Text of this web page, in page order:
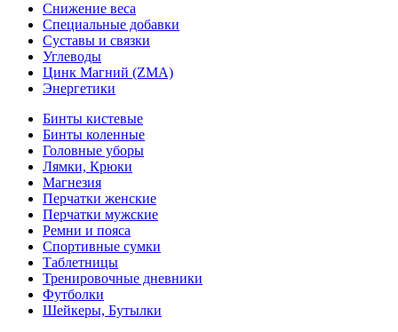
Снижение веса
Специальные добавки
Суставы и связки
Углеводы
Цинк Магний (ZMA)
Энергетики
Бинты кистевые
Бинты коленные
Головные уборы
Лямки, Крюки
Магнезия
Перчатки женские
Перчатки мужские
Ремни и пояса
Спортивные сумки
Таблетницы
Тренировочные дневники
Футболки
Шейкеры, Бутылки